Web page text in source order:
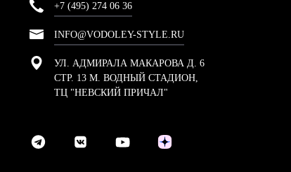
+7 (495) 274 06 36
INFO@VODOLEY-STYLE.RU
УЛ. АДМИРАЛА МАКАРОВА Д. 6
СТР. 13 М. ВОДНЫЙ СТАДИОН,
ТЦ "НЕВСКИЙ ПРИЧАЛ"